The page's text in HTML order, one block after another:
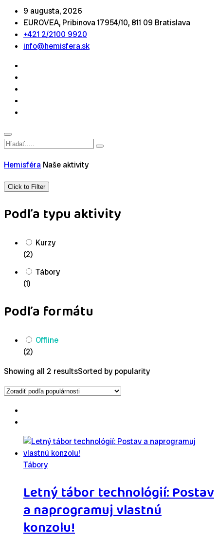
9 augusta, 2026
EUROVEA, Pribinova 17954/10, 811 09 Bratislava
+421 2/2100 9920
info@hemisfera.sk
Hemisféra Naše aktivity
Click to Filter
Podľa typu aktivity
Kurzy
(2)
Tábory
(1)
Podľa formátu
Offline
(2)
Showing all 2 resultsSorted by popularity
Tábory
Letný tábor technológií: Postav
a naprogramuj vlastnú
konzolu!